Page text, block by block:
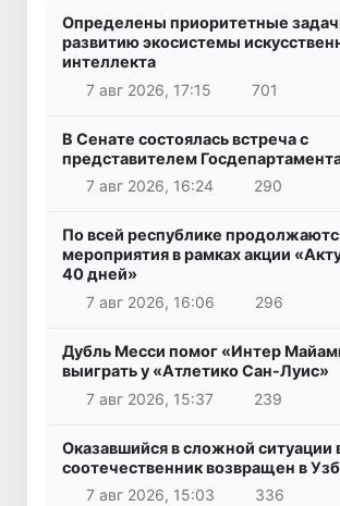
Определены приоритетные
развитию экосистемы
интеллекта
7 авг 2026, 17:15
701
В Сенате состоялась встреча с
представителем
7 авг 2026, 16:24
290
По всей республике
мероприятия в рамках акции
40 дней»
7 авг 2026, 16:06
296
Дубль Месси помог «Интер
выиграть у «Атлетико Сан-Луис»
7 авг 2026, 15:37
239
Оказавшийся в сложной ситуации
соотечественник возвращен в
7 авг 2026, 15:03
336